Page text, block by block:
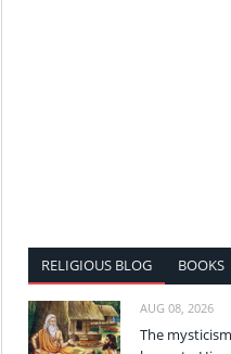
RELIGIOUS BLOG BOOKS
AUG 08, 2026
The